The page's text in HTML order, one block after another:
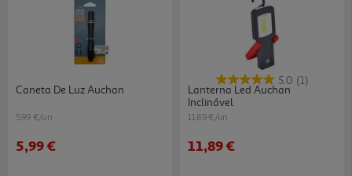
Caneta De Luz Auchan
5.99 €/un
5,99 €
5.0 (1)
Lanterna Led Auchan
Inclinável
11.89 €/un
11,89 €